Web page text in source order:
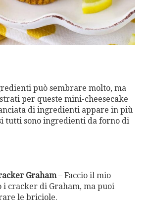
può sembrare molto, ma
per queste mini-cheesecake
di ingredienti appare in più
tutti sono ingredienti da forno di
Graham– Faccio il mio
i cracker di Graham, ma puoi
le briciole.